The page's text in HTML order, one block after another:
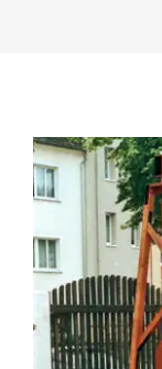
Zeige
grösseres
Bild